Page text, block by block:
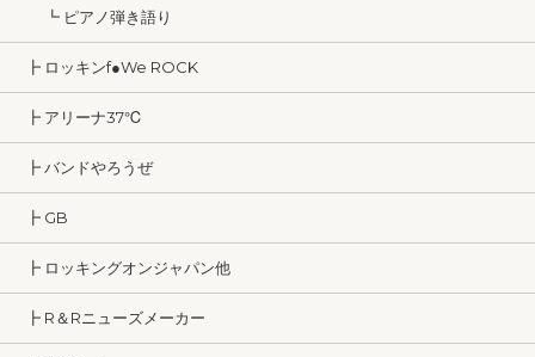
┗ ピアノ弾き語り
┣ ロッキンf●We ROCK
┣ アリーナ37℃
┣ バンドやろうぜ
┣ GB
┣ ロッキングオンジャパン他
┣ R＆Rニューズメーカー